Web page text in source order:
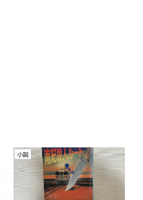
小説